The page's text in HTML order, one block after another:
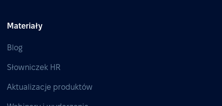
Materiały
Blog
Słowniczek HR
Aktualizacje produktów